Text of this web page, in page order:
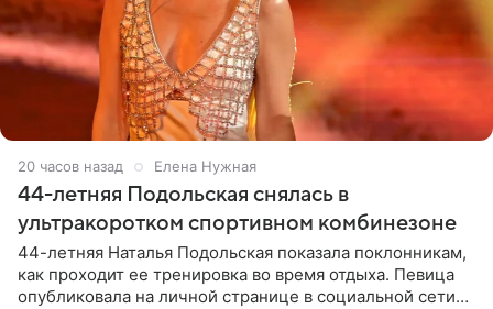
20 часов назад Елена Нужная
44-летняя Подольская снялась в
ультракоротком спортивном комбинезоне
44-летняя Наталья Подольская показала поклонникам,
как проходит ее тренировка во время отдыха. Певица
опубликовала на личной странице в социальной сети